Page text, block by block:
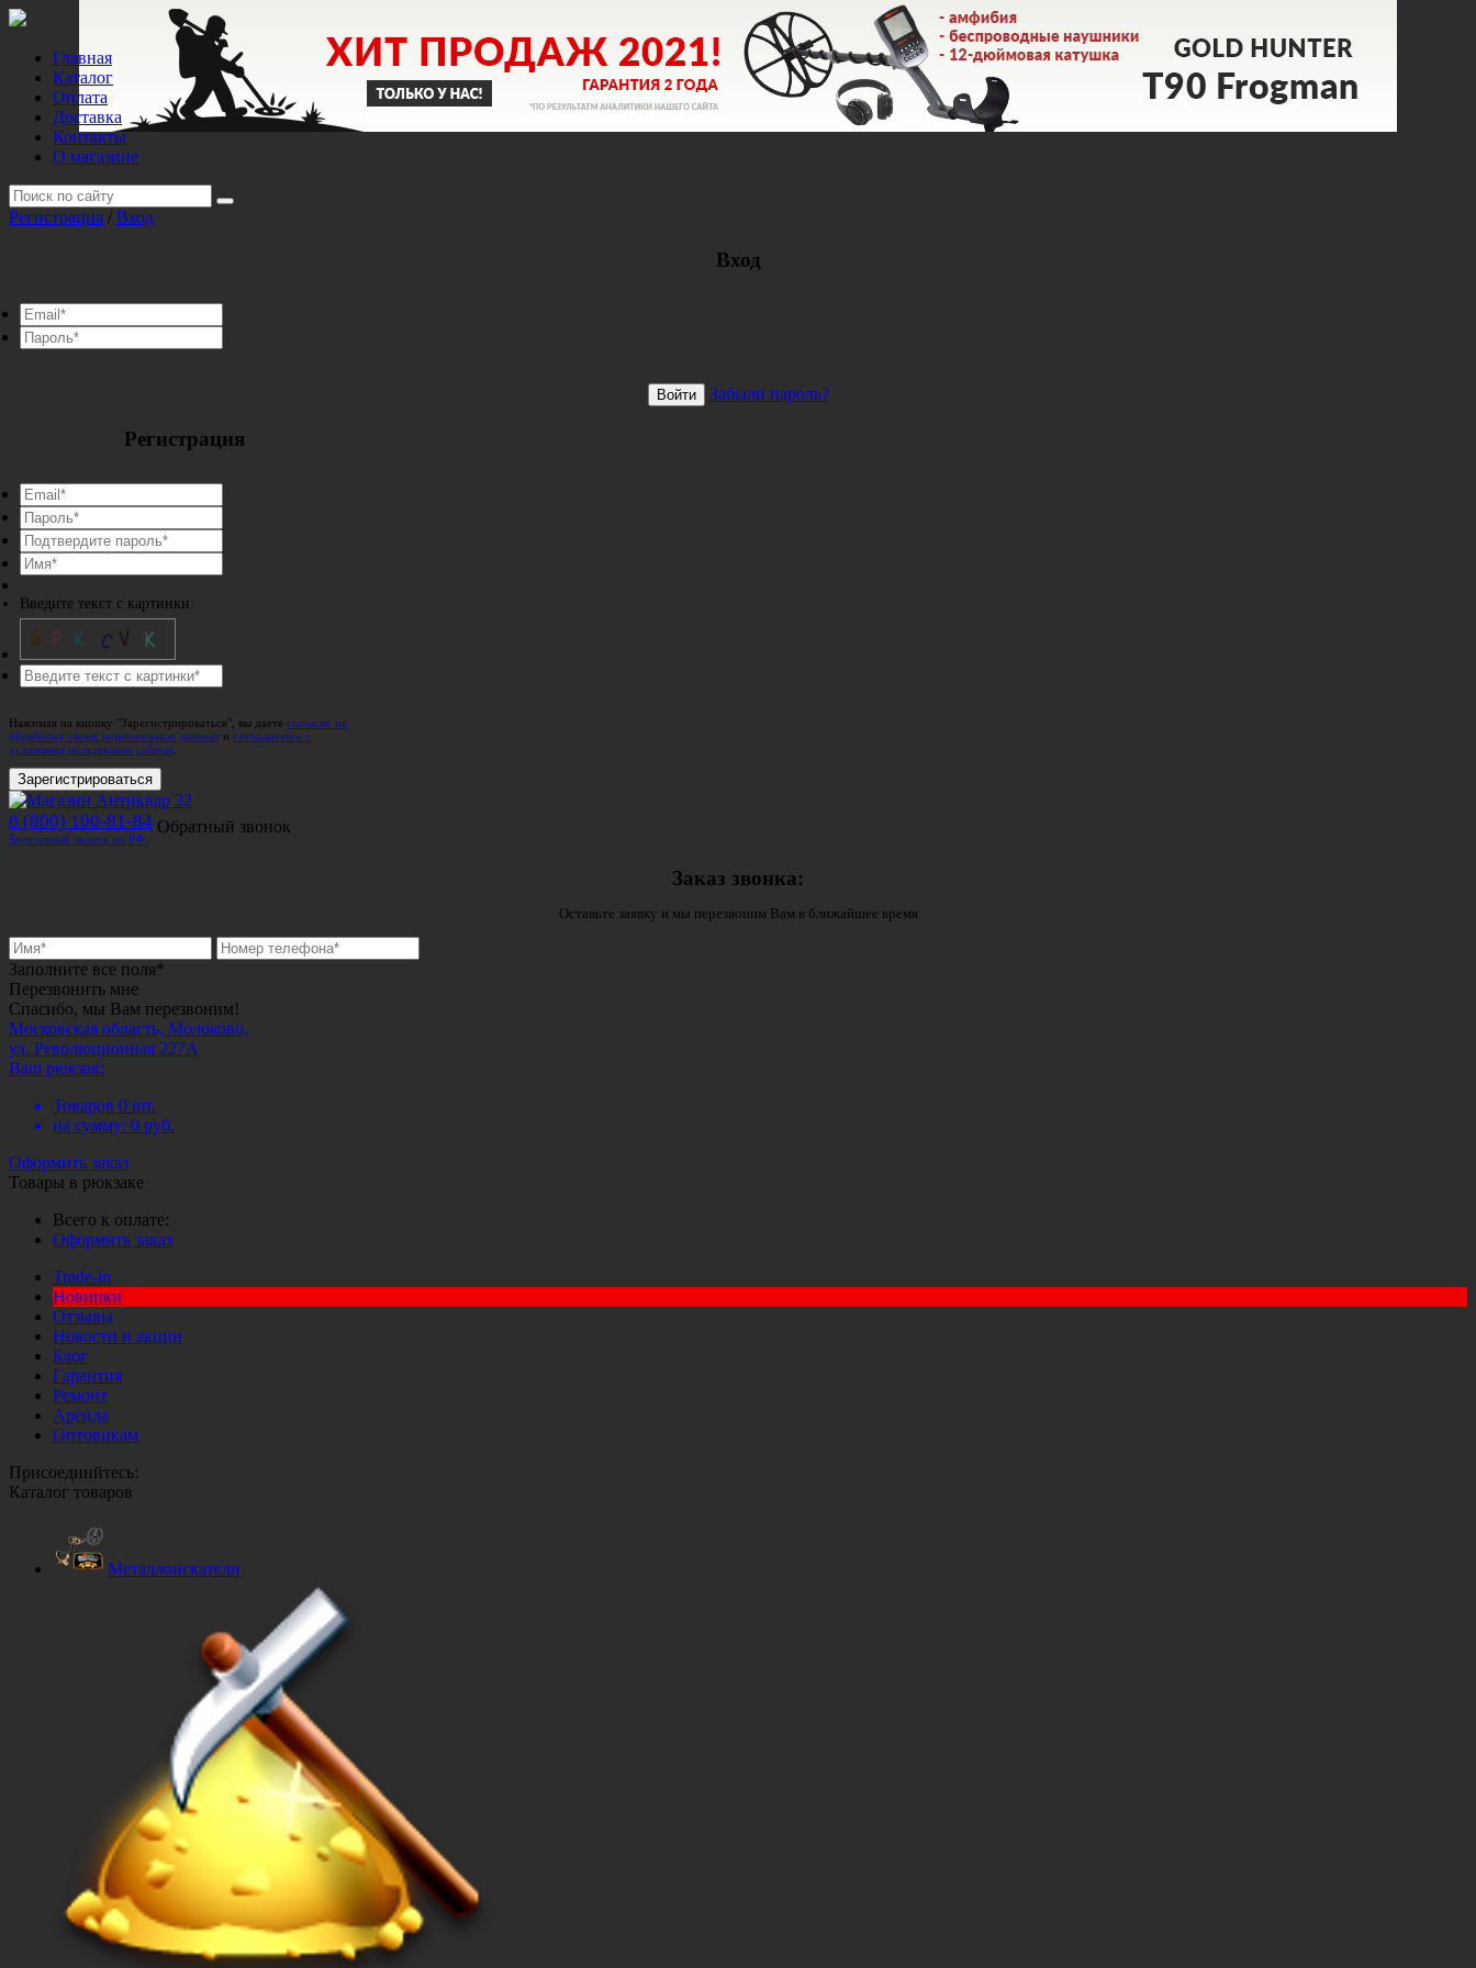
Главная
Каталог
Оплата
Доставка
Контакты
О магазине
Регистрация / Вход
Вход
Войти Забыли пароль?
Регистрация
Введите текст с картинки:
Нажимая на кнопку "Зарегистрироваться", вы даете согласие на
обработку своих персональных данных и соглашаетесь с
условиями пользования сайтом
Зарегистрироваться
8 (800) 100-81-84
Бесплатный звонок по РФ.
Обратный звонок
Заказ звонка:
Оставьте заявку и мы перезвоним Вам в ближайшее время
Заполните все поля*
Перезвонить мне
Спасибо, мы Вам перезвоним!
Московская область, Молоково,
ул. Революционная 227А
Ваш рюкзак:
Товаров 0 шт.
на сумму: 0 руб.
Оформить заказ
Товары в рюкзаке
Всего к оплате:
Оформить заказ
Trade-in
Новинки
Отзывы
Новости и акции
Блог
Гарантия
Ремонт
Аренда
Оптовикам
Присоединйтесь:
Каталог товаров
Металлоискатели